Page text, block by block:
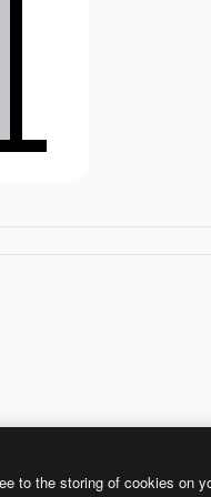
to the storing of cookies on